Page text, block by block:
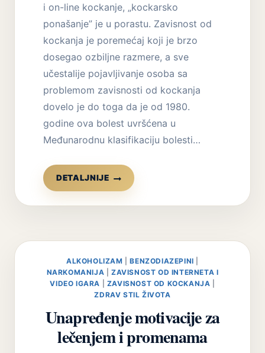
i on-line kockanje, „kockarsko
ponašanje” je u porastu. Zavisnost od
kockanja je poremećaj koji je brzo
dosegao ozbiljne razmere, a sve
učestalije pojavljivanje osoba sa
problemom zavisnosti od kockanja
dovelo je do toga da je od 1980.
godine ova bolest uvršćena u
Međunarodnu klasifikaciju bolesti…
DETALJNIJE
KRATKI
ISTORIJAT
ALKOHOLIZAM |BENZODIAZEPINI
NARKOMANIJA |ZAVISNOST OD INTERNETA I
VIDEO IGARA
ZAVISNOST OD KOCKANJA
ZDRAV STIL ŽIVOTA
Unapređenje motivacije za
lečenjem i promenama